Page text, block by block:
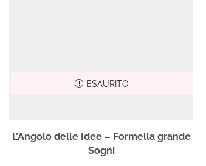
ESAURITO
L’Angolo delle Idee – Formella grande
Sogni